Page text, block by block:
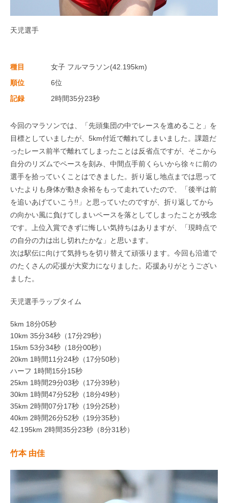
天児選手
種目
女子 フルマラソン(42.195km)
順位
6位
記録
2時間35分23秒
今回のマラソンでは、「先頭集団の中でレースを進めること」を
目標としていましたが、5km付近で離れてしまいました。課題だ
ったレース前半で離れてしまったことは反省点ですが、そこから
自分のリズムでペースを刻み、中間点手前くらいから徐々に前の
選手を拾っていくことはできました。折り返し地点までは思って
いたよりも身体が動き余裕をもって走れていたので、「後半は前
を追いあげていこう!!」と思っていたのですが、折り返してから
の向かい風に負けてしまいペースを落としてしまったことが残念
です。上位入賞できずに悔しい気持ちはありますが、「現時点で
の自分の力は出し切れたかな」と思います。
次は駅伝に向けて気持ちを切り替えて頑張ります。今回も沿道で
のたくさんの応援が大変力になりました。応援ありがとうござい
ました。
天児選手ラップタイム
5km 18分05秒
10km 35分34秒（17分29秒）
15km 53分34秒（18分00秒）
20km 1時間11分24秒（17分50秒）
ハーフ 1時間15分15秒
25km 1時間29分03秒（17分39秒）
30km 1時間47分52秒（18分49秒）
35km 2時間07分17秒（19分25秒）
40km 2時間26分52秒（19分35秒）
42.195km 2時間35分23秒（8分31秒）
竹本 由佳